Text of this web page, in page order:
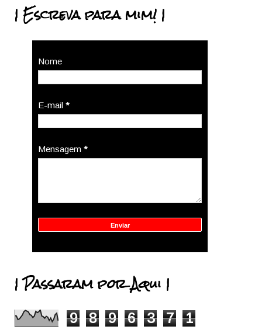
| Escreva para mim! |
Nome
E-mail *
Mensagem *
| Passaram por Aqui |
9 8 9 6 3 7 1